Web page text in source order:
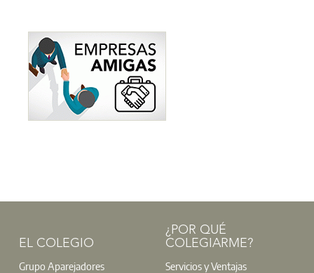
EL COLEGIO
Grupo Aparejadores
¿POR QUÉ
COLEGIARME?
Servicios y Ventajas